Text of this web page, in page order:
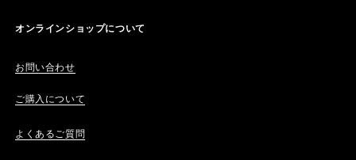
オンラインショップについて
お問い合わせ
ご購入について
よくあるご質問